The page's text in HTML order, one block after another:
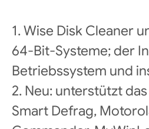
1. Wise Disk Cleaner
64‑Bit‑Systeme; der
Betriebssystem und
2. Neu: unterstützt
Smart Defrag,